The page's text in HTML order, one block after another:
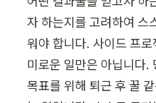
자 하는지를 고려하여 스
워야 합니다. 사이드 프
미로운 일만은 아닙니다.
목표를 위해 퇴근 후 꿀